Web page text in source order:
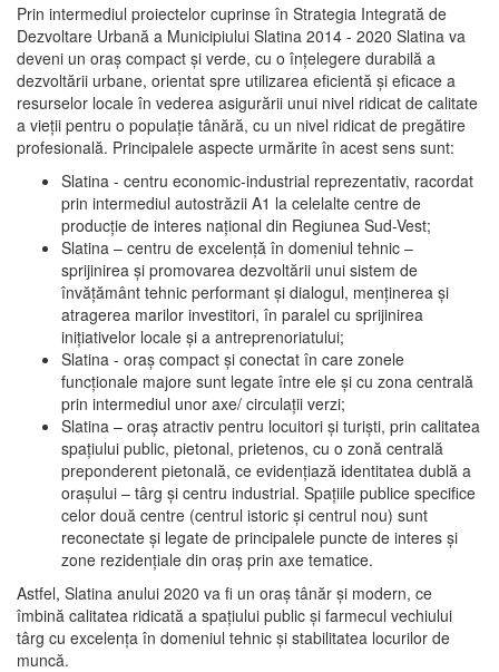
Prin intermediul proiectelor cuprinse în Strategia Integrată de
Dezvoltare Urbană a Municipiului Slatina 2014 - 2020 Slatina va
deveni un oraş compact şi verde, cu o înţelegere durabilă a
dezvoltării urbane, orientat spre utilizarea eficientă şi eficace a
resurselor locale în vederea asigurării unui nivel ridicat de calitate
a vieţii pentru o populaţie tânără, cu un nivel ridicat de pregătire
profesională. Principalele aspecte urmărite în acest sens sunt:
Slatina - centru economic-industrial reprezentativ, racordat
prin intermediul autostrăzii A1 la celelalte centre de
producţie de interes naţional din Regiunea Sud-Vest;
Slatina – centru de excelenţă în domeniul tehnic –
sprijinirea şi promovarea dezvoltării unui sistem de
învăţământ tehnic performant şi dialogul, menţinerea şi
atragerea marilor investitori, în paralel cu sprijinirea
iniţiativelor locale şi a antreprenoriatului;
Slatina - oraş compact şi conectat în care zonele
funcţionale majore sunt legate între ele şi cu zona centrală
prin intermediul unor axe/ circulații verzi;
Slatina – oraş atractiv pentru locuitori şi turişti, prin calitatea
spaţiului public, pietonal, prietenos, cu o zonă centrală
preponderent pietonală, ce evidenţiază identitatea dublă a
oraşului – târg şi centru industrial. Spaţiile publice specifice
celor două centre (centrul istoric şi centrul nou) sunt
reconectate şi legate de principalele puncte de interes şi
zone rezidenţiale din oraş prin axe tematice.
Astfel, Slatina anului 2020 va fi un oraş tânăr şi modern, ce
îmbină calitatea ridicată a spaţiului public şi farmecul vechiului
târg cu excelenţa în domeniul tehnic şi stabilitatea locurilor de
muncă.